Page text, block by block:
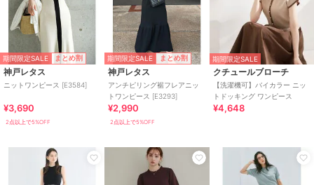
期間限定SALE まとめ割
神戸レタス
ニットワンピース [E3584]
¥3,690
2点以上で5%OFF
期間限定SALE まとめ割
神戸レタス
アンチピリング裾フレアニッ
トワンピース [E3293]
¥2,990
2点以上で5%OFF
期間限定SALE
クチュールブローチ
【洗濯機可】バイカラー ニッ
トドッキング ワンピース
¥4,648